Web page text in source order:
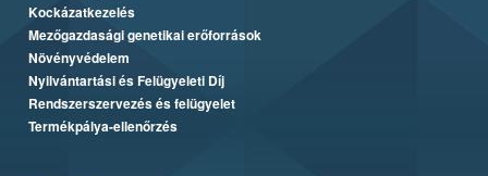
Kockázatkezelés
Mezőgazdasági genetikai erőforrások
Növényvédelem
Nyilvántartási és Felügyeleti Díj
Rendszerszervezés és felügyelet
Termékpálya-ellenőrzés